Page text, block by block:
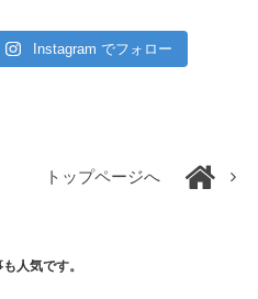
Instagram でフォロー
トップページへ
人気です。